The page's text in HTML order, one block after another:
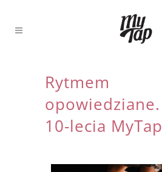
Rytmem
10-lecia MyTap